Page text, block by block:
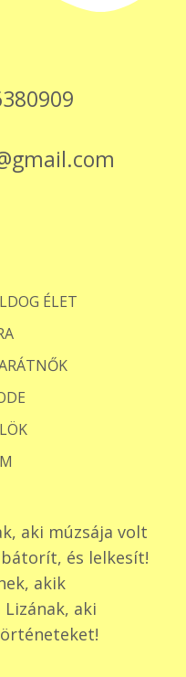
ÉLET
aki múzsája volt
és lelkesít!
akik
aki